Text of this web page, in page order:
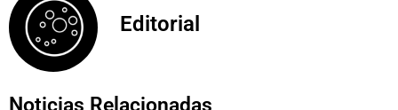
Editorial
Noticias Relacionadas